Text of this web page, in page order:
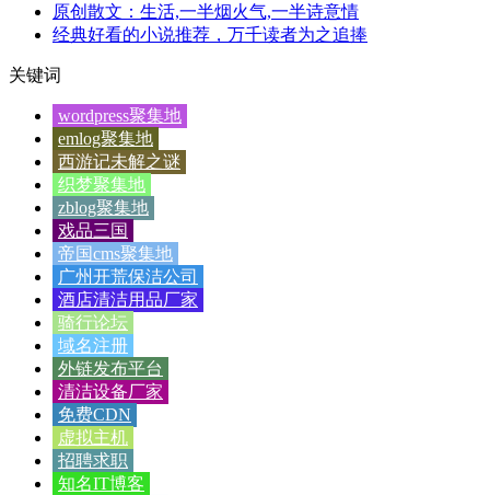
原创散文：生活,一半烟火气,一半诗意情
经典好看的小说推荐，万千读者为之追捧
关键词
wordpress聚集地
emlog聚集地
西游记未解之谜
织梦聚集地
zblog聚集地
戏品三国
帝国cms聚集地
广州开荒保洁公司
酒店清洁用品厂家
骑行论坛
域名注册
外链发布平台
清洁设备厂家
免费CDN
虚拟主机
招聘求职
知名IT博客